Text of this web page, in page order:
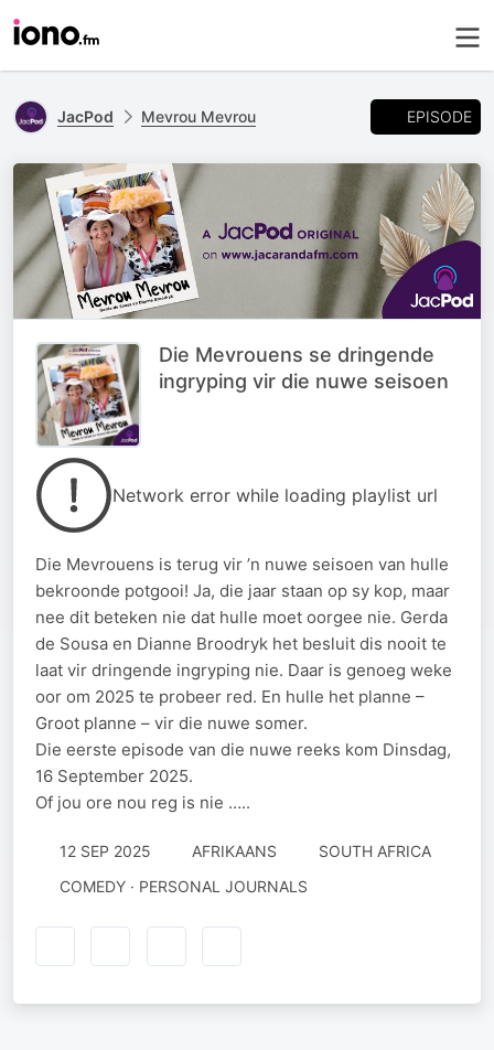
JacPod Mevrou Mevrou EPISODE
Die Mevrouens se dringende
ingryping vir die nuwe seisoen
Network error while loading playlist url
Die Mevrouens is terug vir ’n nuwe seisoen van hulle
bekroonde potgooi! Ja, die jaar staan op sy kop, maar
nee dit beteken nie dat hulle moet oorgee nie. Gerda
de Sousa en Dianne Broodryk het besluit dis nooit te
laat vir dringende ingryping nie. Daar is genoeg weke
oor om 2025 te probeer red. En hulle het planne –
Groot planne – vir die nuwe somer.
Die eerste episode van die nuwe reeks kom Dinsdag,
16 September 2025.
Of jou ore nou reg is nie …..
12 SEP 2025 AFRIKAANS
SOUTH AFRICA
COMEDY · PERSONAL JOURNALS